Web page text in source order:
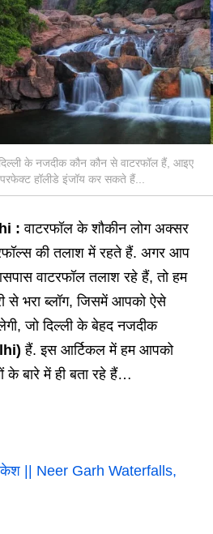
के नजदीक कौन कौन से वाटरफॉल हैं, आइए
हॉलीडे इंजॉय कर सकते हैं...
: वाटरफॉल के शौकीन लोग अक्सर
की तलाश में रहते हैं. अगर आप
वाटरफॉल तलाश रहे हैं, तो हम
से भरा ब्लॉग, जिसमें आपको ऐसे
जो दिल्ली के बेहद नजदीक
हैं. इस आर्टिकल में हम आपको
बारे में ही बता रहे हैं…
|| Neer Garh Waterfalls,